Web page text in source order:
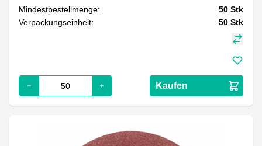
Mindestbestellmenge: 50 Stk
Verpackungseinheit:
50 Stk
Kaufen